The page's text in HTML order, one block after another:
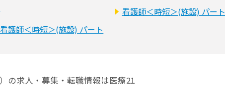
看護師＜時短＞(施設) パート
護師＜時短＞(施設) パート
の求人・募集・転職情報は医療21